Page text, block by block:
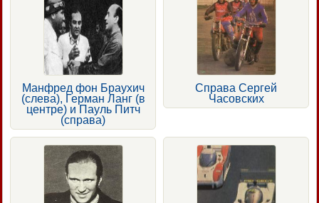
Манфред фон Браухич
(слева), Герман Ланг (в
центре) и Пауль Питч
(справа)
Справа Сергей
Часовских